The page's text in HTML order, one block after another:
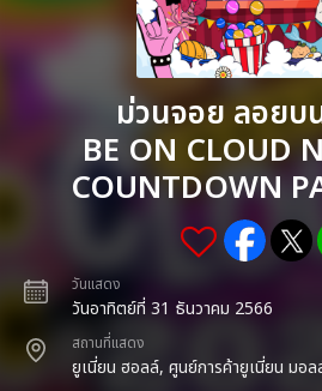
ม่วนจอย ลอยบ
BE ON CLOUD
COUNTDOWN
วันแสดง
วันอาทิตย์ที่ 31 ธันวาคม 2566
สถานที่แสดง
ยูเนี่ยน ฮอลล์, ศูนย์การค้ายูเนี่ยน มอล